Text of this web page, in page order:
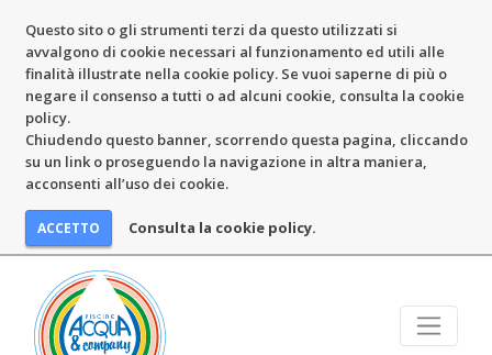
Questo sito o gli strumenti terzi da questo utilizzati si
avvalgono di cookie necessari al funzionamento ed utili alle
finalità illustrate nella cookie policy. Se vuoi saperne di più o
negare il consenso a tutti o ad alcuni cookie, consulta la cookie
policy.
Chiudendo questo banner, scorrendo questa pagina, cliccando
su un link o proseguendo la navigazione in altra maniera,
acconsenti all’uso dei cookie.
Consulta la cookie policy.